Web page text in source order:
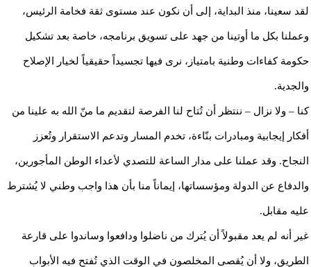
لقد سعينا، منذ البداية، إلى أن نكون عند مستوى ثقة فخامة الرئيس،
وعملنا بكل ما أوتينا من جهد على تسويق برنامجه، خاصة بعد تشكيل
حكومة كفاءات وطنية بامتياز، نرى فيها تجسيداً حقيقياً لخيار الإصلاح
والجدية.
كنا – ولا نزال – ننتظر أن تُتاح لنا الفرصة لتقديم ما منّ الله به علينا من
أفكار إيجابية ومبادرات بنّاءة، تخدم المسار وتدعم الاستقرار وتُعزز
النجاح. وقد عملنا على مدار الساعة للتصدي لأعداء الوطن المأجورين،
والدفاع عن الدولة ومؤسساتها، إيماناً منا بأن هذا واجب وطني لا يُشترط
عليه مقابل.
غير أنه لم يعد مقبولاً أن يُترك من ناضلوا ودافعوا وساندوا على قارعة
الطريق، ولا أن يُقصى المخلصون في الوقت الذي تُفتح فيه الأبواب